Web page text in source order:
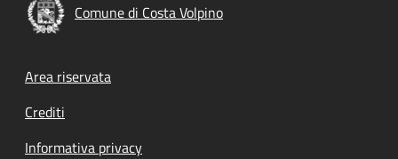
Comune di Costa Volpino
Footer menu
Area riservata
Crediti
Informativa privacy